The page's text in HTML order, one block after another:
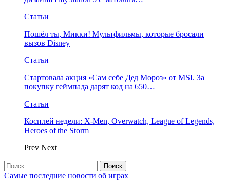
Статьи
Пошёл ты, Микки! Мультфильмы, которые бросали
вызов Disney
Статьи
Стартовала акция «Сам себе Дед Мороз» от MSI. За
покупку геймпада дарят код на 650…
Статьи
Косплей недели: X-Men, Overwatch, League of Legends,
Heroes of the Storm
Prev Next
Самые последние новости об играх